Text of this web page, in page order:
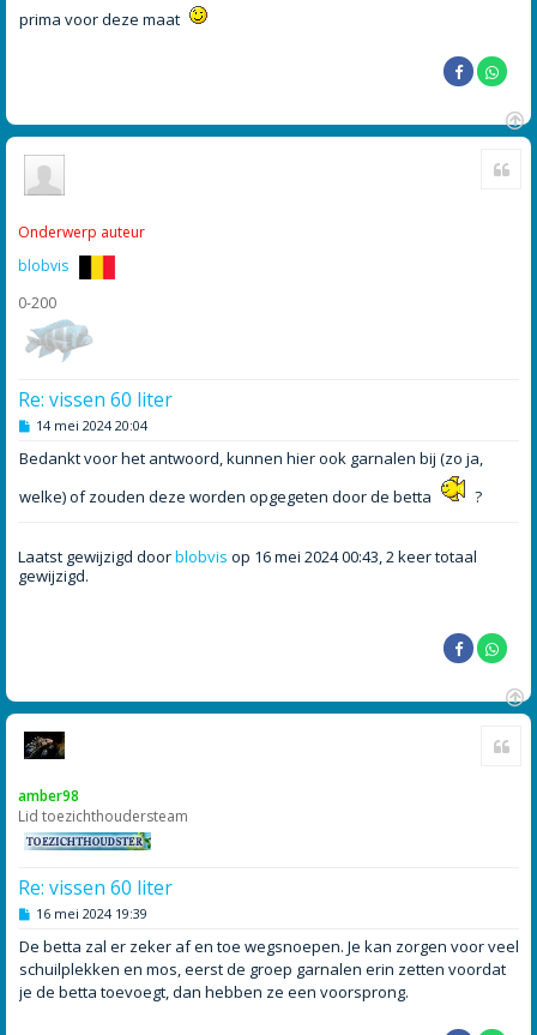
prima voor deze maat
O
Onderwerp auteur
blobvis
0-200
Re: vissen 60 liter
B
r
i
h
14 mei 2024 20:04
Bedankt voor het antwoord, kunnen hier ook garnalen bij (zo ja,
welke) of zouden deze worden opgegeten door de betta
?
Laatst gewijzigd doorblobvis op 16 mei 2024 00:43, 2 keer totaal
gewijzigd.
O
amber98
Lid toezichthoudersteam
Re: vissen 60 liter
B
r
i
c
h
16 mei 2024 19:39
De betta zal er zeker af en toe wegsnoepen. Je kan zorgen voor veel
schuilplekken en mos, eerst de groep garnalen erin zetten voordat
je de betta toevoegt, dan hebben ze een voorsprong.